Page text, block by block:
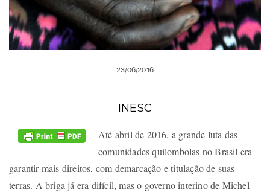
23/06/2016
INESC
Até abril de 2016, a grande luta das
comunidades quilombolas no Brasil era
garantir mais direitos, com demarcação e titulação de suas
terras. A briga já era difícil, mas o governo interino de Michel